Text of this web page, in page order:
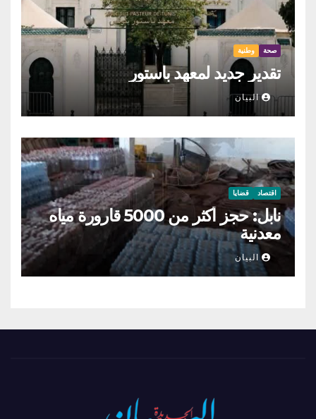
صحة وطنية
تقدير جديد لمعهد باستور
البيان
اقتصاد قضايا
نابل: حجز أكثر من 5000 قارورة مياه
معدنية
البيان